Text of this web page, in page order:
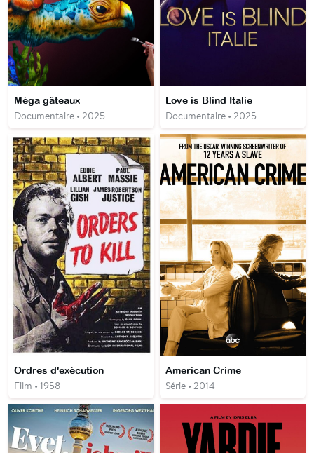
Méga gâteaux
Documentaire • 2025
Love is Blind Italie
Documentaire • 2025
Ordres d'exécution
Film • 1958
American Crime
Série • 2014